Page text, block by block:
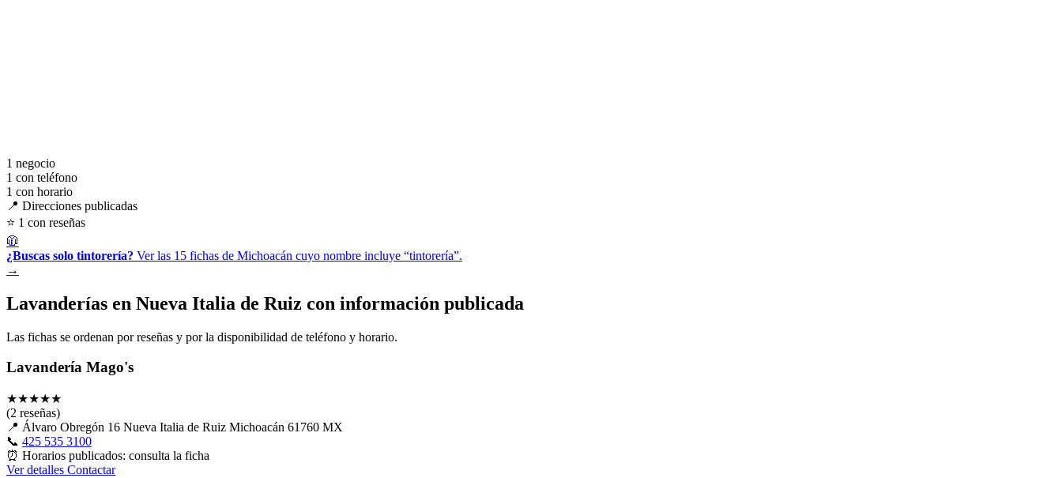
1 negocio
1 con teléfono
1 con horario
📍 Direcciones publicadas
⭐ 1 con reseñas
🧥
¿Buscas solo tintorería? Ver las 15 fichas de Michoacán cuyo nombre incluye “tintorería”.
→
Lavanderías en Nueva Italia de Ruiz con información publicada
Las fichas se ordenan por reseñas y por la disponibilidad de teléfono y horario.
Lavandería Mago's
★★★★★
(2 reseñas)
📍 Álvaro Obregón 16 Nueva Italia de Ruiz Michoacán 61760 MX
📞 425 535 3100
⏰ Horarios publicados: consulta la ficha
Ver detalles Contactar